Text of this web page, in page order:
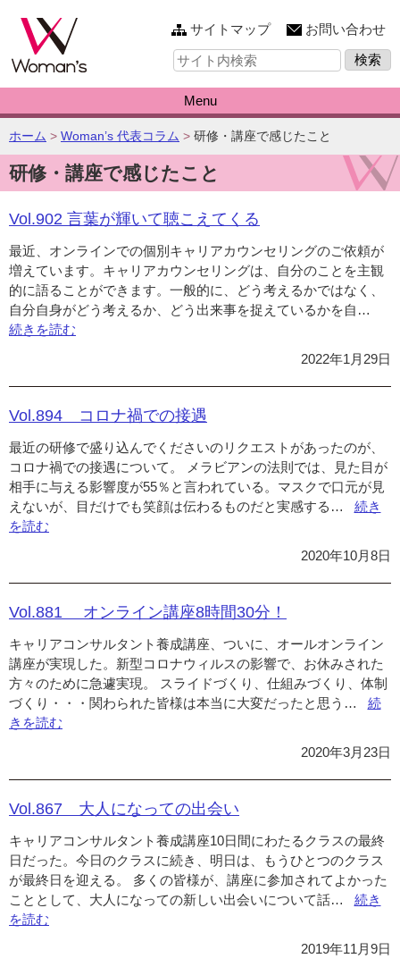
このページの本文へ
サイトマップ
お問い合わせ
サ
イ
内
検
索:
Menu
こ
の
ペ
ー
ジ
の
位
置:
ホーム > Woman’s 代表コラム > 研修・講座で感じたこと
研修・講座で感じたこと
Vol.902 言葉が輝いて聴こえてくる
最近、オンラインでの個別キャリアカウンセリングのご依頼が
増えています。キャリアカウンセリングは、自分のことを主観
的に語ることができます。一般的に、どう考えるかではなく、
自分自身がどう考えるか、どう出来事を捉えているかを自…
が
輝
こ
え
て
続きを読む
2022年1月29日
Vol.894 コロナ禍での接遇
最近の研修で盛り込んでくださいのリクエストがあったのが、
コロナ禍での接遇について。 メラビアンの法則では、見た目が
相手に与える影響度が55％と言われている。マスクで口元が見
えないが、目だけでも笑顔は伝わるものだと実感する…
ナ
禍
接
遇”の
続き
を読む
2020年10月8日
Vol.881 オンライン講座8時間30分！
キャリアコンサルタント養成講座、ついに、オールオンライン
講座が実現した。新型コロナウィルスの影響で、お休みされた
方々のために急遽実現。 スライドづくり、仕組みづくり、体制
づくり・・・関わられた皆様は本当に大変だったと思う…
ン
ラ
講
座
8
時
分！
続
きを読む
2020年3月23日
Vol.867 大人になっての出会い
キャリアコンサルタント養成講座10日間にわたるクラスの最終
日だった。今日のクラスに続き、明日は、もうひとつのクラス
が最終日を迎える。 多くの皆様が、講座に参加されてよかった
こととして、大人になっての新しい出会いについて話…
に
続き
を読む
2019年11月9日